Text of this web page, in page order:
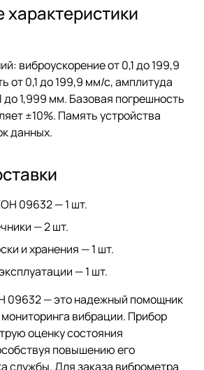
характеристики
виброускорение от 0,1 до 199,9
от 0,1 до 199,9 мм/с, амплитуда
до 1,999 мм. Базовая погрешность
±10%. Память устройства
данных.
09632 — 1 шт.
— 2 шт.
и хранения — 1 шт.
— 1 шт.
09632 — это надежный помощник
вибрации. Прибор
оценку состояния
повышению его
службы. Для заказа виброметра